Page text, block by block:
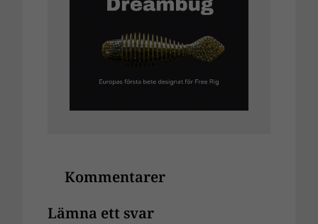
Kommentarer
Lämna ett svar